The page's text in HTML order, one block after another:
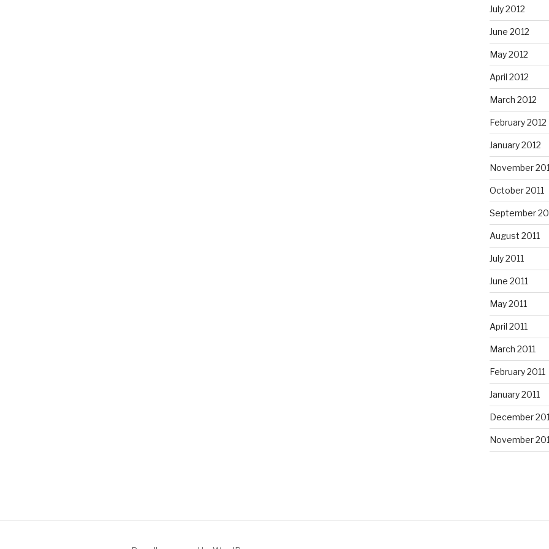
July 2012
June 2012
May 2012
April 2012
March 2012
February 2012
January 2012
November
October 2011
September
August 2011
July 2011
June 2011
May 2011
April 2011
March 2011
February 2011
January 2011
December
November